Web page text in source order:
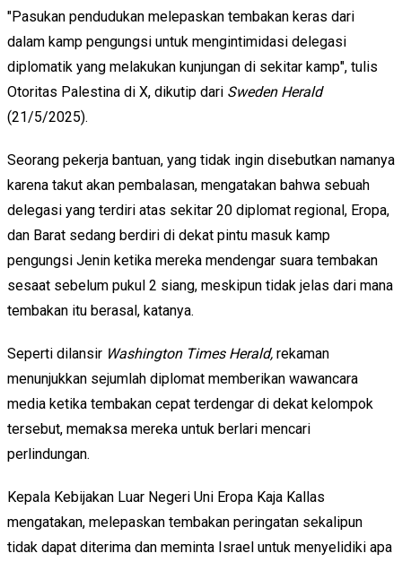
"Pasukan pendudukan melepaskan tembakan keras dari
dalam kamp pengungsi untuk mengintimidasi delegasi
diplomatik yang melakukan kunjungan di sekitar kamp", tulis
Otoritas Palestina di X, dikutip dari Sweden Herald
(21/5/2025).
Seorang pekerja bantuan, yang tidak ingin disebutkan namanya
karena takut akan pembalasan, mengatakan bahwa sebuah
delegasi yang terdiri atas sekitar 20 diplomat regional, Eropa,
dan Barat sedang berdiri di dekat pintu masuk kamp
pengungsi Jenin ketika mereka mendengar suara tembakan
sesaat sebelum pukul 2 siang, meskipun tidak jelas dari mana
tembakan itu berasal, katanya.
Seperti dilansir Washington Times Herald, rekaman
menunjukkan sejumlah diplomat memberikan wawancara
media ketika tembakan cepat terdengar di dekat kelompok
tersebut, memaksa mereka untuk berlari mencari
perlindungan.
Kepala Kebijakan Luar Negeri Uni Eropa Kaja Kallas
mengatakan, melepaskan tembakan peringatan sekalipun
tidak dapat diterima dan meminta Israel untuk menyelidiki apa